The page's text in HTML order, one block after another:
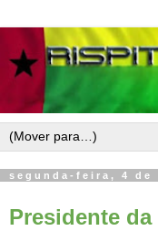
segunda-feira, 4 de
Presidente